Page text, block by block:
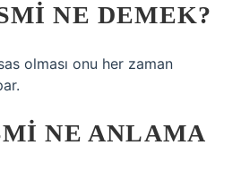
NE DEMEK?
olması onu her zaman
NE ANLAMA